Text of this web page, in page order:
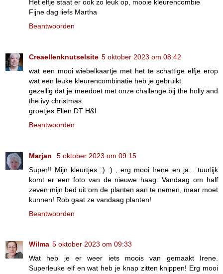
Het elfje staat er ook zo leuk op, mooie kleurencombie
Fijne dag liefs Martha
Beantwoorden
Creaellenknutselsite 5 oktober 2023 om 08:42
wat een mooi wiebelkaartje met het te schattige elfje erop
wat een leuke kleurencombinatie heb je gebruikt
gezellig dat je meedoet met onze challenge bij the holly and
the ivy christmas
groetjes Ellen DT H&I
Beantwoorden
Marjan
5 oktober 2023 om 09:15
Super!! Mijn kleurtjes :) :) , erg mooi Irene en ja... tuurlijk
komt er een foto van de nieuwe haag. Vandaag om half
zeven mijn bed uit om de planten aan te nemen, maar moet
kunnen! Rob gaat ze vandaag planten!
Beantwoorden
Wilma 5 oktober 2023 om 09:33
Wat heb je er weer iets moois van gemaakt Irene.
Superleuke elf en wat heb je knap zitten knippen! Erg mooi